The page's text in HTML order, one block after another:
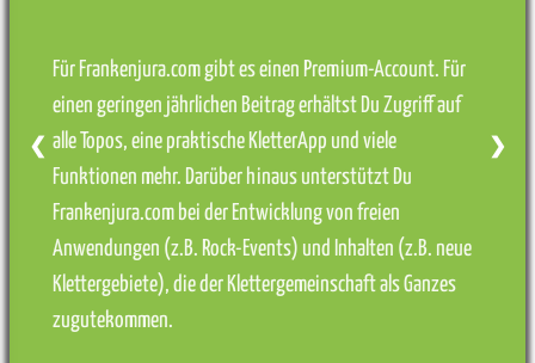
Für Frankenjura.com gibt es einen Premium-Account. Für
einen geringen jährlichen Beitrag erhältst Du Zugriff auf
alle Topos, eine praktische KletterApp und viele
Funktionen mehr. Darüber hinaus unterstützt Du
Frankenjura.com bei der Entwicklung von freien
Anwendungen (z.B. Rock-Events) und Inhalten (z.B. neue
Klettergebiete), die der Klettergemeinschaft als Ganzes
zugutekommen.
❮ ❯